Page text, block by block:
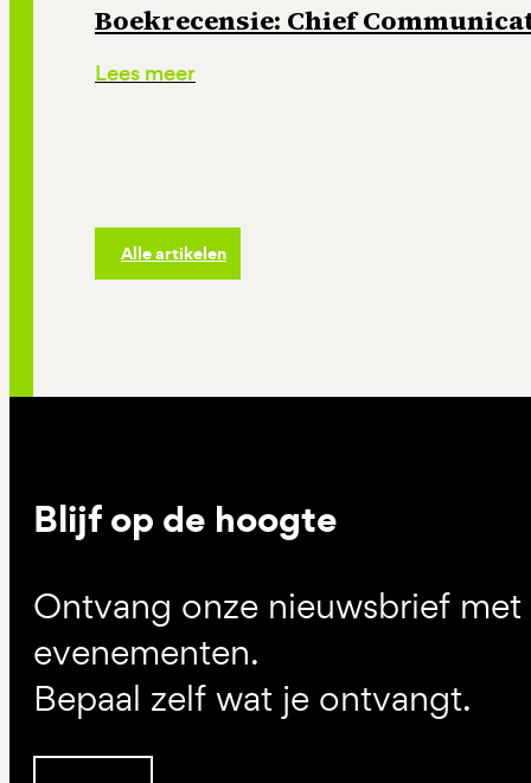
Boekrecensie: Chief
Lees meer
Alle artikelen
Blijf op de hoogte
Ontvang onze nieuwsbrief
evenementen.
Bepaal zelf wat je ontvangt.